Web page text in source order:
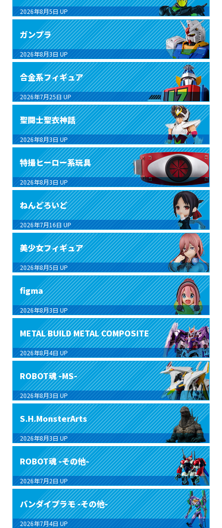
2026年8月5日 UP
ガンプラ
2026年8月3日 UP
合金系フィギュア
2026年7月25日 UP
聖闘士聖衣神話
2026年8月3日 UP
特撮ヒーロー系玩具
2026年8月3日 UP
ねんどろいど
2026年7月16日 UP
美少女フィギュア
2026年8月5日 UP
figma
2026年8月3日 UP
METAL BUILD METAL COMPOSITE
2026年8月4日 UP
ROBOT魂 -MS-
2026年8月3日 UP
S.H.MonsterArts
2026年8月3日 UP
ROBOT魂 -その他-
2026年7月2日 UP
バンダイプラモ -その他-
2026年7月4日 UP